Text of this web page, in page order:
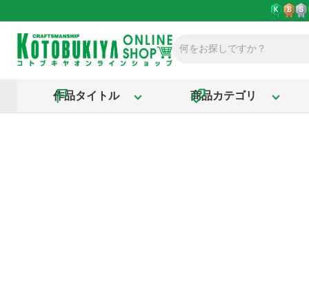
作品タイトル 商品カテゴリ